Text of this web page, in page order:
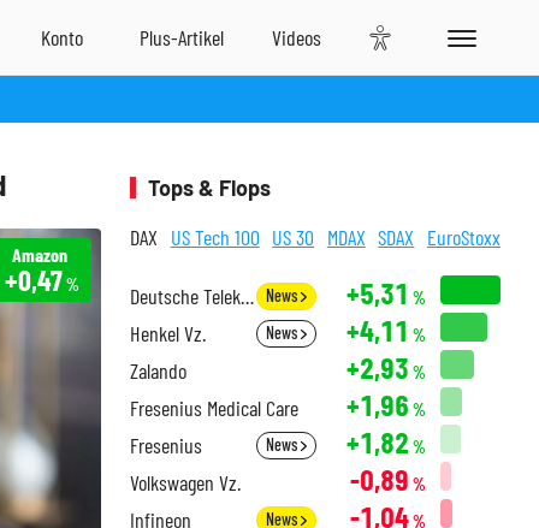
Amazon
+0,47%
Tops & Flops
DAX US Tech 100 US 30 MDAX SDAX EuroStoxx
Deutsche Telekom News +5,31 %
Henkel Vz. News +4,11 %
Zalando +2,93 %
Fresenius Medical Care +1,96 %
Fresenius News +1,82 %
Volkswagen Vz. -0,89 %
Infineon News -1,04%